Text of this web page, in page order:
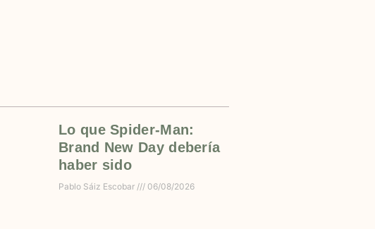
Lo que Spider-Man:
Brand New Day debería
haber sido
Pablo Sáiz Escobar 06/08/2026